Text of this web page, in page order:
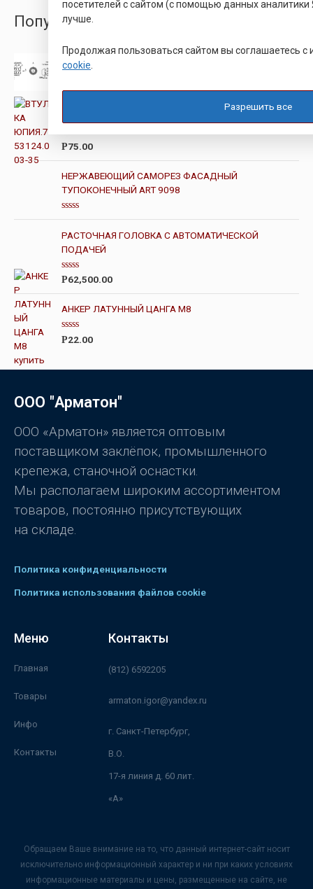
ПопулярныеТовары
Втулка БА8.226.318-37
ц
к
и
з
О
е
н
к
а
и
з
Р75.00
НЕРЖАВЕЮЩИЙ САМОРЕЗ ФАСАДНЫЙ
ТУПОКОНЕЧНЫЙ ART 9098
О
е
н
к
а
0
и
з
РАСТОЧНАЯ ГОЛОВКА С АВТОМАТИЧЕСКОЙ
ПОДАЧЕЙ
О
е
н
к
а
и
Р62,500.00
АНКЕР ЛАТУННЫЙ ЦАНГА М8
О
и
з
Р22.00
ООО "Арматон"
ООО «Арматон» является оптовым
поставщиком заклёпок, промышленного
крепежа, станочной оснастки.
Мы располагаем широким ассортиментом
товаров, постоянно присутствующих
на складе.
Политика конфиденциальности
Политика использования файлов cookie
Меню
Главная
Товары
Инфо
Контакты
Контакты
(812) 6592205
armaton.igor@yandex.ru
г. Санкт-Петербург,
В.О.
17-я линия д. 60 лит.
«А»
Обращаем Ваше внимание на то, что данный интернет-сайт носит
исключительно информационный характер и ни при каких условиях
информационные материалы и цены, размещенные на сайте, не
посетителей с сайтом (с помощью данных аналитики
лучше.
Продолжая пользоваться сайтом вы соглашаетесь
cookie
Разрешить все